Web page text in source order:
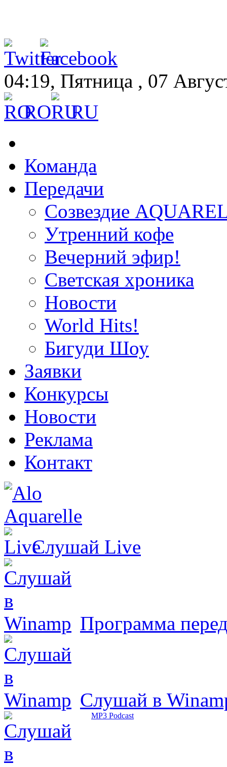
04:19, Пятница , 07
RO
RU
Команда
Передачи
Созвездие
Утренний кофе
Вечерний эфир!
Светская хроника
Новости
World Hits!
Бигуди Шоу
Заявки
Конкурсы
Новости
Реклама
Контакт
Слушай Live
Программа
Слушай в
MP3 Podcast